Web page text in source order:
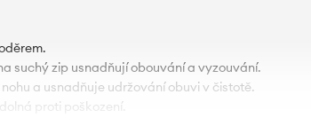
suchý zip usnadňují obouvání a vyzouvání.
a usnadňuje udržování obuvi v čistotě.
proti poškození.